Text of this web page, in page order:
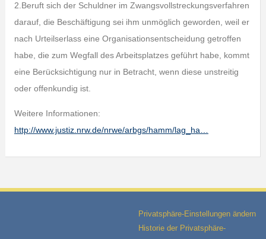
2.Beruft sich der Schuldner im Zwangsvollstreckungsverfahren
darauf, die Beschäftigung sei ihm unmöglich geworden, weil er
nach Urteilserlass eine Organisationsentscheidung getroffen
habe, die zum Wegfall des Arbeitsplatzes geführt habe, kommt
eine Berücksichtigung nur in Betracht, wenn diese unstreitig
oder offenkundig ist.
Weitere Informationen:
http://www.justiz.nrw.de/nrwe/arbgs/hamm/lag_ha…
Privatsphäre-Einstellungen ändern
Historie der Privatsphäre-